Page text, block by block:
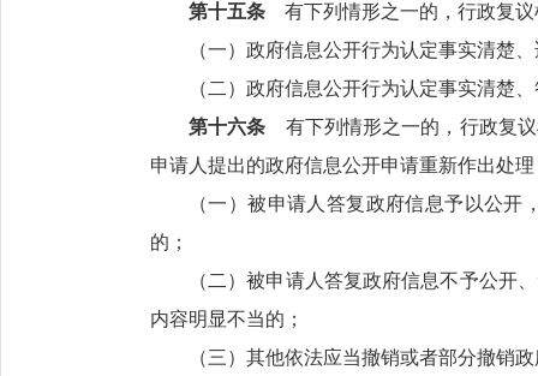
第十五条 有下列情形之一的，行政复
（一）政府信息公开行为认定事实清楚
（二）政府信息公开行为认定事实清楚
第十六条 有下列情形之一的，行政复
申请人提出的政府信息公开申请重新作出处
（一）被申请人答复政府信息予以公
的；
（二）被申请人答复政府信息不予公开
内容明显不当的；
（三）其他依法应当撤销或者部分撤销